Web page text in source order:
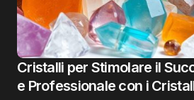
Cristalli per Stimolare il
e Professionale con i